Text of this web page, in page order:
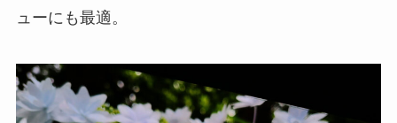
ューにも最適。